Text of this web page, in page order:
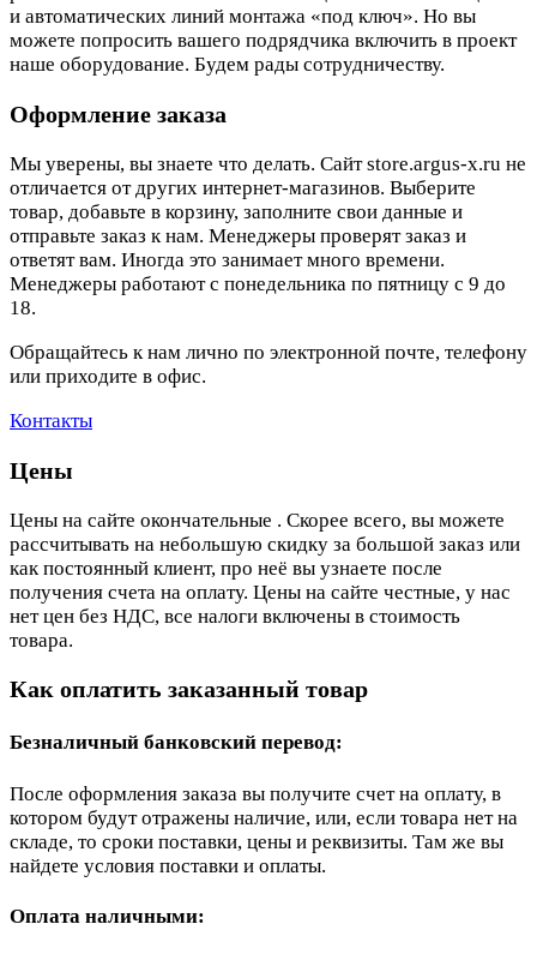
и автоматических линий монтажа «под ключ». Но вы
можете попросить вашего подрядчика включить в проект
наше оборудование. Будем рады сотрудничеству.
Оформление заказа
Мы уверены, вы знаете что делать. Сайт store.argus-x.ru не
отличается от других интернет-магазинов. Выберите
товар, добавьте в корзину, заполните свои данные и
отправьте заказ к нам. Менеджеры проверят заказ и
ответят вам. Иногда это занимает много времени.
Менеджеры работают с понедельника по пятницу с 9 до
18.
Обращайтесь к нам лично по электронной почте, телефону
или приходите в офис.
Контакты
Цены
Цены на сайте окончательные . Скорее всего, вы можете
рассчитывать на небольшую скидку за большой заказ или
как постоянный клиент, про неё вы узнаете после
получения счета на оплату. Цены на сайте честные, у нас
нет цен без НДС, все налоги включены в стоимость
товара.
Как оплатить заказанный товар
Безналичный банковский перевод:
После оформления заказа вы получите счет на оплату, в
котором будут отражены наличие, или, если товара нет на
складе, то сроки поставки, цены и реквизиты. Там же вы
найдете условия поставки и оплаты.
Оплата наличными: